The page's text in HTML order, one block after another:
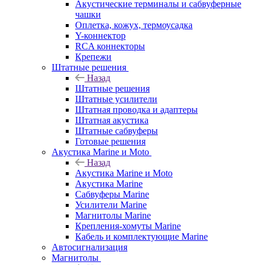
Акустические терминалы и сабвуферные
чашки
Оплетка, кожух, термоусадка
Y-коннектор
RCA коннекторы
Крепежи
Штатные решения
Назад
Штатные решения
Штатные усилители
Штатная проводка и адаптеры
Штатная акустика
Штатные сабвуферы
Готовые решения
Акустика Marine и Moto
Назад
Акустика Marine и Moto
Акустика Marine
Сабвуферы Marine
Усилители Marine
Магнитолы Marine
Крепления-хомуты Marine
Кабель и комплектующие Marine
Автосигнализация
Магнитолы